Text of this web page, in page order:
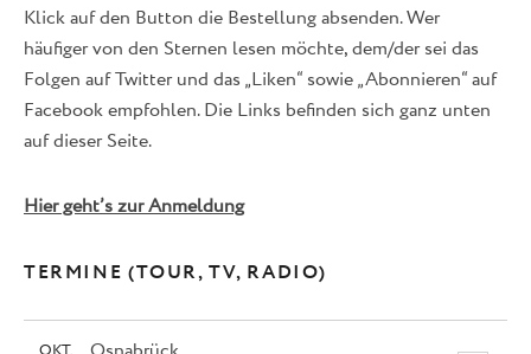
Klick auf den Button die Bestellung absenden. Wer
häufiger von den Sternen lesen möchte, dem/der sei das
Folgen auf Twitter und das „Liken“ sowie „Abonnieren“ auf
Facebook empfohlen. Die Links befinden sich ganz unten
auf dieser Seite.
Hier geht’s zur Anmeldung
TERMINE (TOUR, TV, RADIO)